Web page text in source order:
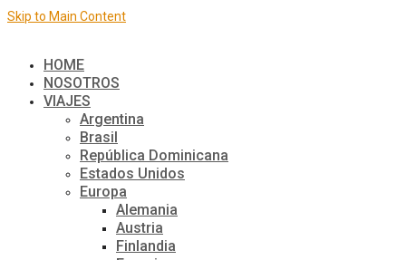
Skip to Main Content
HOME
NOSOTROS
VIAJES
Argentina
Brasil
República Dominicana
Estados Unidos
Europa
Alemania
Austria
Finlandia